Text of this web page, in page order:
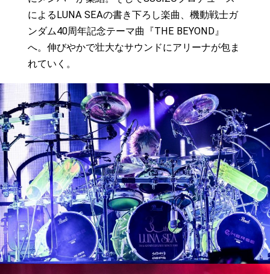
によるLUNA SEAの書き下ろし楽曲、機動戦士ガ
ンダム40周年記念テーマ曲『THE BEYOND』
へ。伸びやかで壮大なサウンドにアリーナが包ま
れていく。